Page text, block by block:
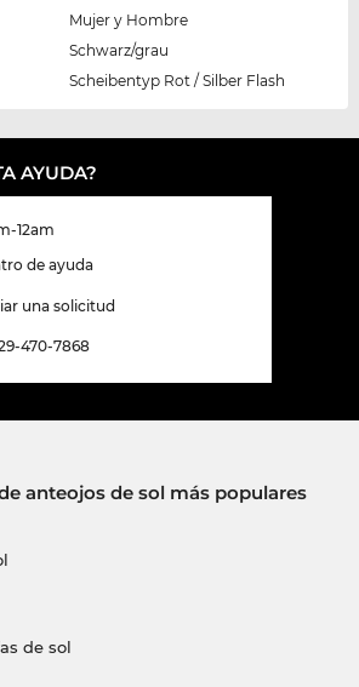
Mujer y Hombre
Schwarz/grau
Scheibentyp Rot / Silber Flash
AYUDA?
12am
de ayuda
una solicitud
470-7868
anteojos de sol más populares
de sol